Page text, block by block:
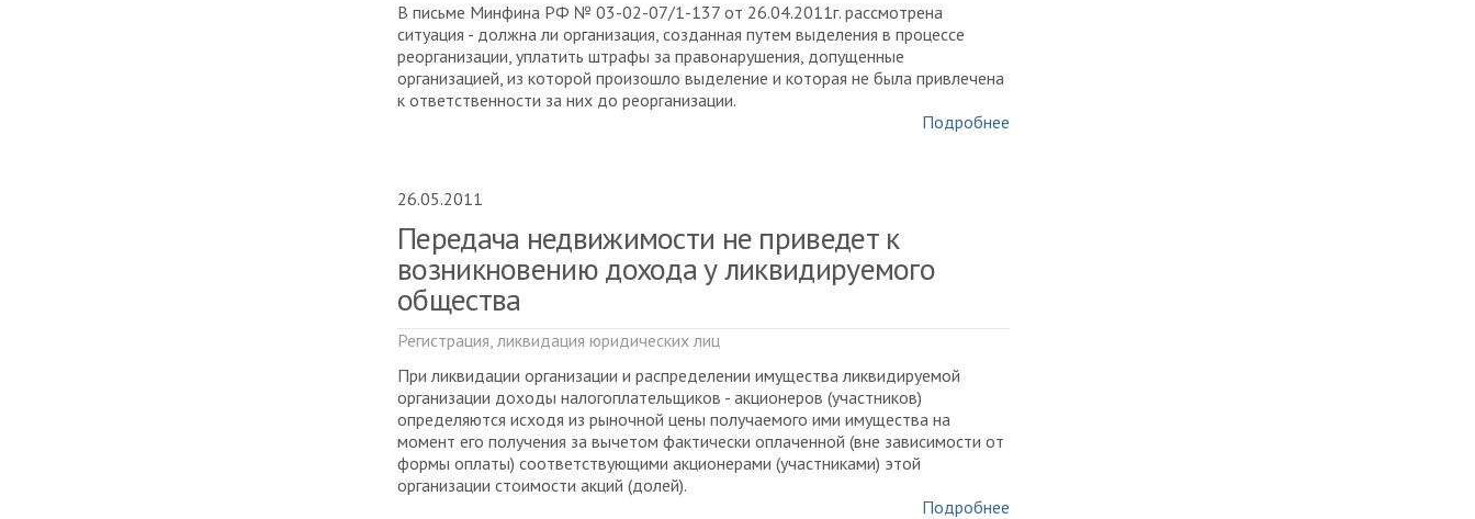
В письме Минфина РФ № 03-02-07/1-137 от 26.04.2011г. рассмотрена
ситуация - должна ли организация, созданная путем выделения в процессе
реорганизации, уплатить штрафы за правонарушения, допущенные
организацией, из которой произошло выделение и которая не была привлечена
к ответственности за них до реорганизации.
Подробнее
26.05.2011
Передача недвижимости не приведет к
возникновению дохода у ликвидируемого
общества
Регистрация, ликвидация юридических лиц
При ликвидации организации и распределении имущества ликвидируемой
организации доходы налогоплательщиков - акционеров (участников)
определяются исходя из рыночной цены получаемого ими имущества на
момент его получения за вычетом фактически оплаченной (вне зависимости от
формы оплаты) соответствующими акционерами (участниками) этой
организации стоимости акций (долей).
Подробнее